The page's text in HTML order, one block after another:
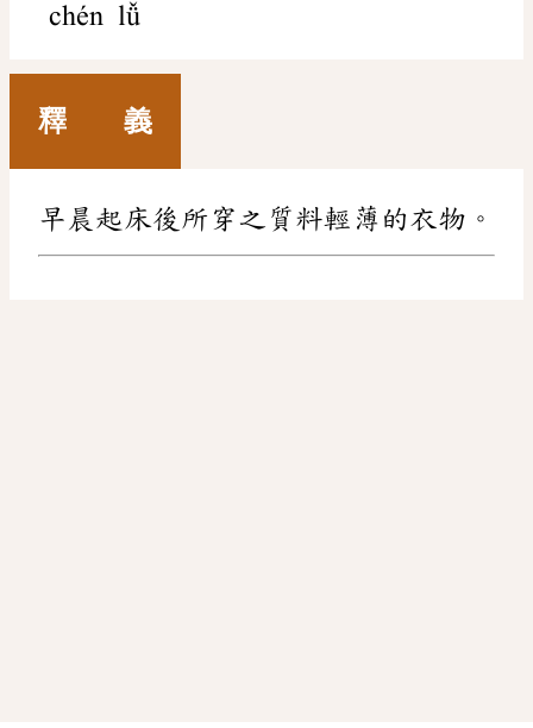
chén lǚ
釋 義
早晨起床後所穿之質料輕薄的衣物。